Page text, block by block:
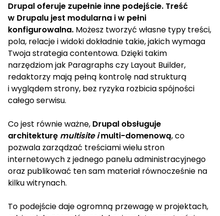
Drupal oferuje zupełnie inne podejście. Treść
w Drupalu jest modularna i w pełni
konfigurowalna. Możesz tworzyć własne typy treści,
pola, relacje i widoki dokładnie takie, jakich wymaga
Twoja strategia contentowa. Dzięki takim
narzędziom jak Paragraphs czy Layout Builder,
redaktorzy mają pełną kontrolę nad strukturą
i wyglądem strony, bez ryzyka rozbicia spójności
całego serwisu.
Co jest równie ważne, Drupal obsługuje
architekturę multisite imulti-domenową, co
pozwala zarządzać treściami wielu stron
internetowych z jednego panelu administracyjnego
oraz publikować ten sam materiał równocześnie na
kilku witrynach.
To podejście daje ogromną przewagę w projektach,